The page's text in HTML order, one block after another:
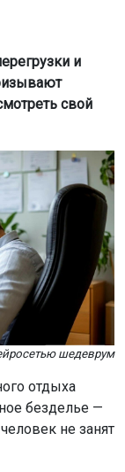
и
свой
шедеврум
отдыха
безделье —
не занят